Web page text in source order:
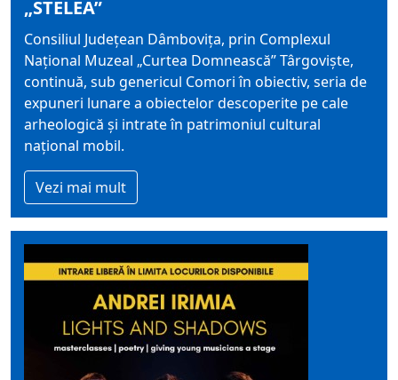
„STELEA”
Consiliul Județean Dâmbovița, prin Complexul
Național Muzeal „Curtea Domnească” Târgoviște,
continuă, sub genericul Comori în obiectiv, seria de
expuneri lunare a obiectelor descoperite pe cale
arheologică și intrate în patrimoniul cultural
național mobil.
Vezi mai mult